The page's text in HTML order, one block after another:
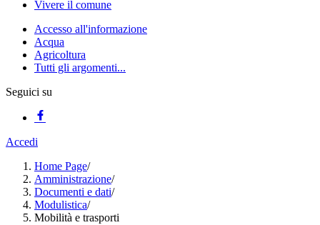
Vivere il comune
Accesso all'informazione
Acqua
Agricoltura
Tutti gli argomenti...
Seguici su
Accedi
Home Page/
Amministrazione/
Documenti e dati/
Modulistica/
Mobilità e trasporti